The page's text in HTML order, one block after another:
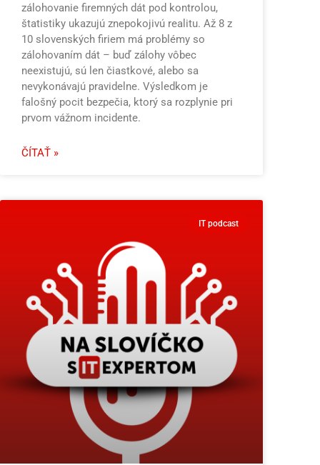
zálohovanie firemných dát pod kontrolou,
štatistiky ukazujú znepokojivú realitu. Až 8 z
10 slovenských firiem má problémy so
zálohovaním dát – buď zálohy vôbec
neexistujú, sú len čiastkové, alebo sa
nevykonávajú pravidelne. Výsledkom je
falošný pocit bezpečia, ktorý sa rozplynie pri
prvom vážnom incidente.
ČÍTAŤ »
IT podcast